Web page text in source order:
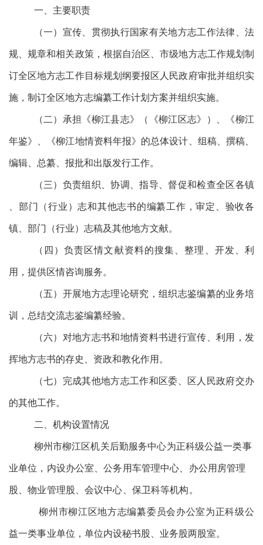
一、主要职责
（一）宣传、贯彻执行国家有关地方志工作法律、法
规、规章和相关政策，根据自治区、市级地方志工作规划制
订全区地方志工作目标规划纲要报区人民政府审批并组织实
施，制订全区地方志编纂工作计划方案并组织实施。
（二）承担《柳江县志》（《柳江区志》）、《柳江
年鉴》、《柳江地情资料年报》的总体设计、组稿、撰稿、
编辑、总纂、报批和出版发行工作。
（三）负责组织、协调、指导、督促和检查全区各镇
、部门（行业）志和其他志书的编纂工作，审定、验收各
镇、部门（行业）志稿及其他地方文献。
（四）负责区情文献资料的搜集、整理、开发、利
用，提供区情咨询服务。
（五）开展地方志理论研究，组织志鉴编纂的业务培
训，总结交流志鉴编纂经验。
（六）对地方志书和地情资料书进行宣传、利用，发
挥地方志书的存史、资政和教化作用。
（七）完成其他地方志工作和区委、区人民政府交办
的其他工作。
二、机构设置情况
柳州市柳江区机关后勤服务中心为正科级公益一类事
业单位，内设办公室、公务用车管理中心、办公用房管理
股、物业管理股、会议中心、保卫科等机构。
柳州市柳江区地方志编纂委员会办公室为正科级公
益一类事业单位，单位内设秘书股、业务股两股室。